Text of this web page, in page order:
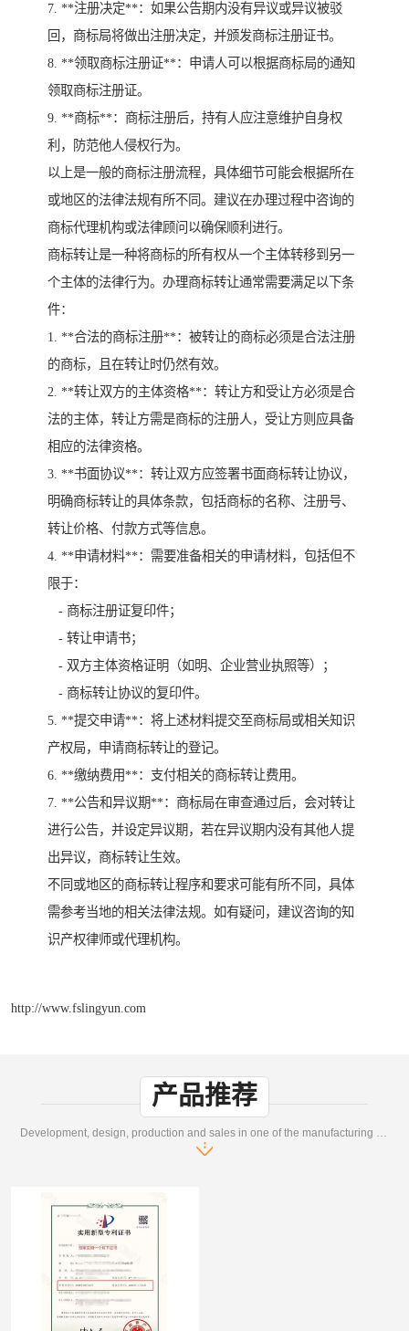
7. **注册决定**：如果公告期内没有异议或异议被驳
回，商标局将做出注册决定，并颁发商标注册证书。
8. **领取商标注册证**：申请人可以根据商标局的通知
领取商标注册证。
9. **商标**：商标注册后，持有人应注意维护自身权
利，防范他人侵权行为。
以上是一般的商标注册流程，具体细节可能会根据所在
或地区的法律法规有所不同。建议在办理过程中咨询的
商标代理机构或法律顾问以确保顺利进行。
商标转让是一种将商标的所有权从一个主体转移到另一
个主体的法律行为。办理商标转让通常需要满足以下条
件：
1. **合法的商标注册**：被转让的商标必须是合法注册
的商标，且在转让时仍然有效。
2. **转让双方的主体资格**：转让方和受让方必须是合
法的主体，转让方需是商标的注册人，受让方则应具备
相应的法律资格。
3. **书面协议**：转让双方应签署书面商标转让协议，
明确商标转让的具体条款，包括商标的名称、注册号、
转让价格、付款方式等信息。
4. **申请材料**：需要准备相关的申请材料，包括但不
限于：
- 商标注册证复印件；
- 转让申请书；
- 双方主体资格证明（如明、企业营业执照等）；
- 商标转让协议的复印件。
5. **提交申请**：将上述材料提交至商标局或相关知识
产权局，申请商标转让的登记。
6. **缴纳费用**：支付相关的商标转让费用。
7. **公告和异议期**：商标局在审查通过后，会对转让
进行公告，并设定异议期，若在异议期内没有其他人提
出异议，商标转让生效。
不同或地区的商标转让程序和要求可能有所不同，具体
需参考当地的相关法律法规。如有疑问，建议咨询的知
识产权律师或代理机构。
http://www.fslingyun.com
产品推荐